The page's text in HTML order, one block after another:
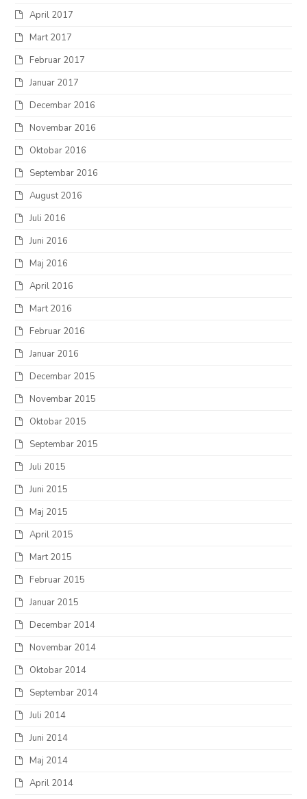
April 2017
Mart 2017
Februar 2017
Januar 2017
Decembar 2016
Novembar 2016
Oktobar 2016
Septembar 2016
August 2016
Juli 2016
Juni 2016
Maj 2016
April 2016
Mart 2016
Februar 2016
Januar 2016
Decembar 2015
Novembar 2015
Oktobar 2015
Septembar 2015
Juli 2015
Juni 2015
Maj 2015
April 2015
Mart 2015
Februar 2015
Januar 2015
Decembar 2014
Novembar 2014
Oktobar 2014
Septembar 2014
Juli 2014
Juni 2014
Maj 2014
April 2014